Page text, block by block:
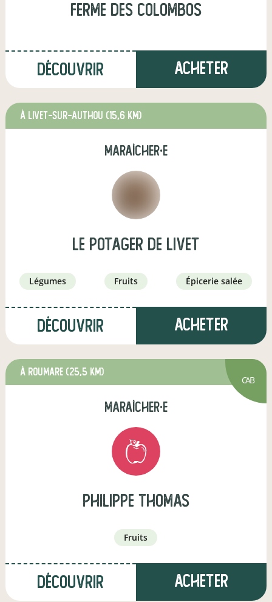
ferme des colombos
Découvrir Acheter
à Livet-sur-Authou (15,6 km)
maraîcher·e
Le Potager de Livet
légumes fruits épicerie salée
Découvrir Acheter
à Roumare (25,5 km)
CAB
maraîcher·e
philippe thomas
fruits
Découvrir Acheter